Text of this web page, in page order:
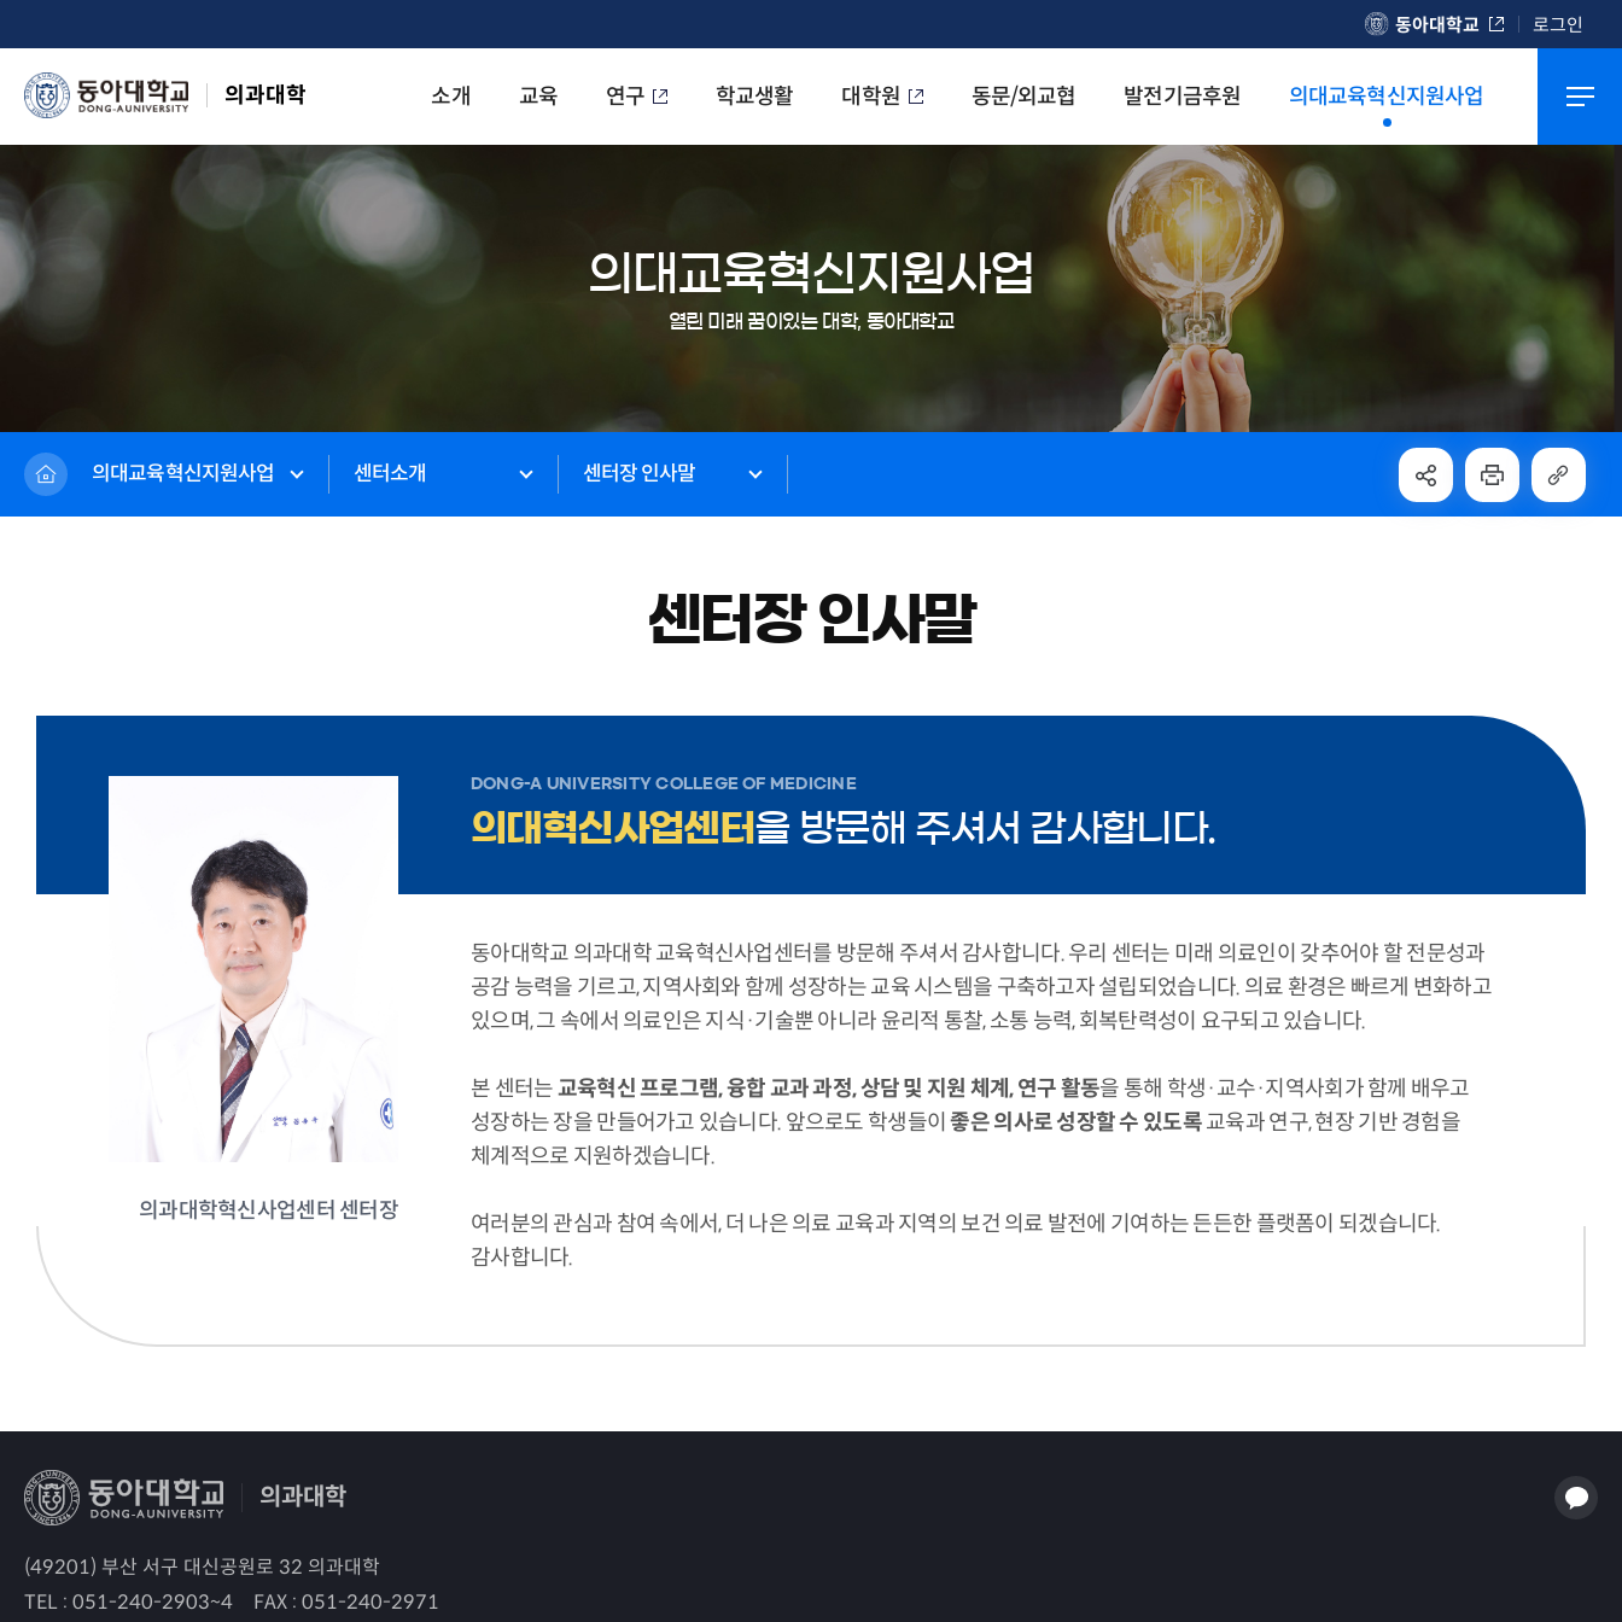
동아대학교 로그인
의과대학 소개 교육 연구 학교생활 대학원 동문/외교협 발전기금후원 의대교육혁신지원사업
의대교육혁신지원사업
열린 미래 꿈이있는 대학, 동아대학교
의대교육혁신지원사업 센터소개 센터장 인사말
센터장 인사말
의과대학혁신사업센터 센터장
DONG-A UNIVERSITY COLLEGE OF MEDICINE
의대혁신사업센터 을 방문해 주셔서 감사합니다.
동아대학교 의과대학 교육혁신사업센터를 방문해 주셔서 감사합니다. 우리 센터는 미래 의료인이 갖추어야 할 전문성과
공감 능력을 기르고, 지역사회와 함께 성장하는 교육 시스템을 구축하고자 설립되었습니다. 의료 환경은 빠르게 변화하고
있으며, 그 속에서 의료인은 지식·기술뿐 아니라 윤리적 통찰, 소통 능력, 회복탄력성이 요구되고 있습니다.
본 센터는교육혁신 프로그램, 융합 교과 과정, 상담 및 지원 체계, 연구 활동을 통해 학생·교수·지역사회가 함께 배우고
성장하는 장을 만들어가고 있습니다. 앞으로도 학생들이좋은 의사로 성장할 수 있도록교육과 연구, 현장 기반 경험을
체계적으로 지원하겠습니다.
여러분의 관심과 참여 속에서, 더 나은 의료 교육과 지역의 보건 의료 발전에 기여하는 든든한 플랫폼이 되겠습니다.
감사합니다.
의과대학
(49201) 부산 서구 대신공원로 32 의과대학
TEL : 051-240-2903~4 FAX : 051-240-2971